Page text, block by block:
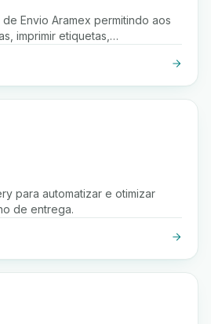
Envio Aramex permitindo aos
imprimir etiquetas,
para automatizar e otimizar
de entrega.